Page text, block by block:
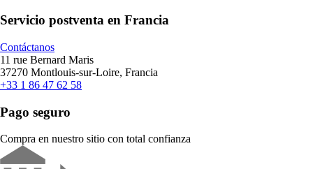
Servicio postventa en Francia
Contáctanos
11 rue Bernard Maris
37270 Montlouis-sur-Loire, Francia
+33 1 86 47 62 58
Pago seguro
Compra en nuestro sitio con total confianza